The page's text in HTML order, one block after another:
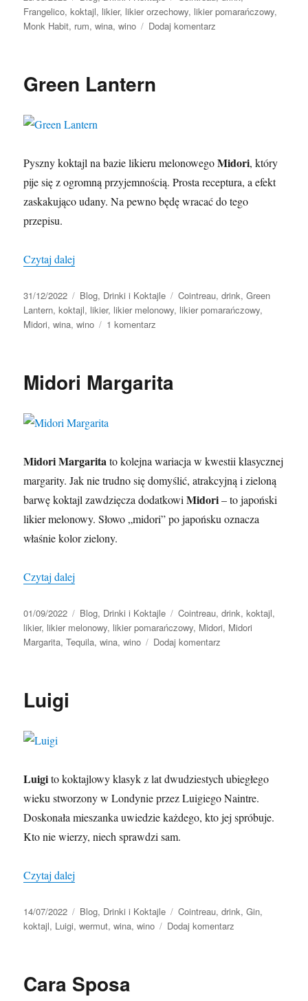
publikacji
Frangelico,koktajl, likier, likier orzechowy, likier pomarańczowy,
Monk Habit, rum,wina,wino Dodaj komentarz
Green Lantern
Pyszny koktajl na bazie likieru melonowegoMidori, który
pije się z ogromną przyjemnością. Prosta receptura, a efekt
zaskakująco udany. Na pewno będę wracać do tego
przepisu.
Czytaj dalej
Data
publikacji
31/12/2022 Kategorie
Blog, Drinki i Koktajle Tagi
Cointreau,drink,Green
Lantern,koktajl, likier, likier melonowy, likier pomarańczowy,
Midori,wina,wino 1 komentarz
Midori Margarita
Midori Margaritato kolejna wariacja w kwestii klasycznej
margarity. Jak nie trudno się domyślić, atrakcyjną i zieloną
barwę koktajl zawdzięcza dodatkowiMidori– to japoński
likier melonowy. Słowo „midori” po japońsku oznacza
właśnie kolor zielony.
Czytaj dalej
Data
publikacji
01/09/2022 Kategorie
Blog, Drinki i Koktajle Tagi
Cointreau,drink,koktajl,
likier, likier melonowy, likier pomarańczowy, Midori, Midori
Margarita,Tequila,wina,wino Dodaj komentarz
Luigi
Luigito koktajlowy klasyk z lat dwudziestych ubiegłego
wieku stworzony w Londynie przez Luigiego Naintre.
Doskonała mieszanka uwiedzie każdego, kto jej spróbuje.
Kto nie wierzy, niech sprawdzi sam.
Czytaj dalej
Data
publikacji
14/07/2022 Kategorie
Blog, Drinki i Koktajle Tagi
Cointreau,drink,Gin,
koktajl, Luigi,wermut,wina,wino Dodaj komentarz
Cara Sposa